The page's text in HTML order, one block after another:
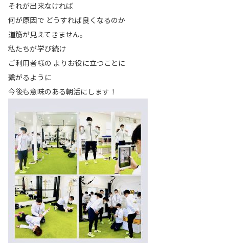
それが出来なければ
何が原因で どうすれば良くなるのか
道筋が見えてきません。
私たちが学び続け
ご利用者様の よりお役に立つことに
繋がるように
今後も意味のある朝活にします！